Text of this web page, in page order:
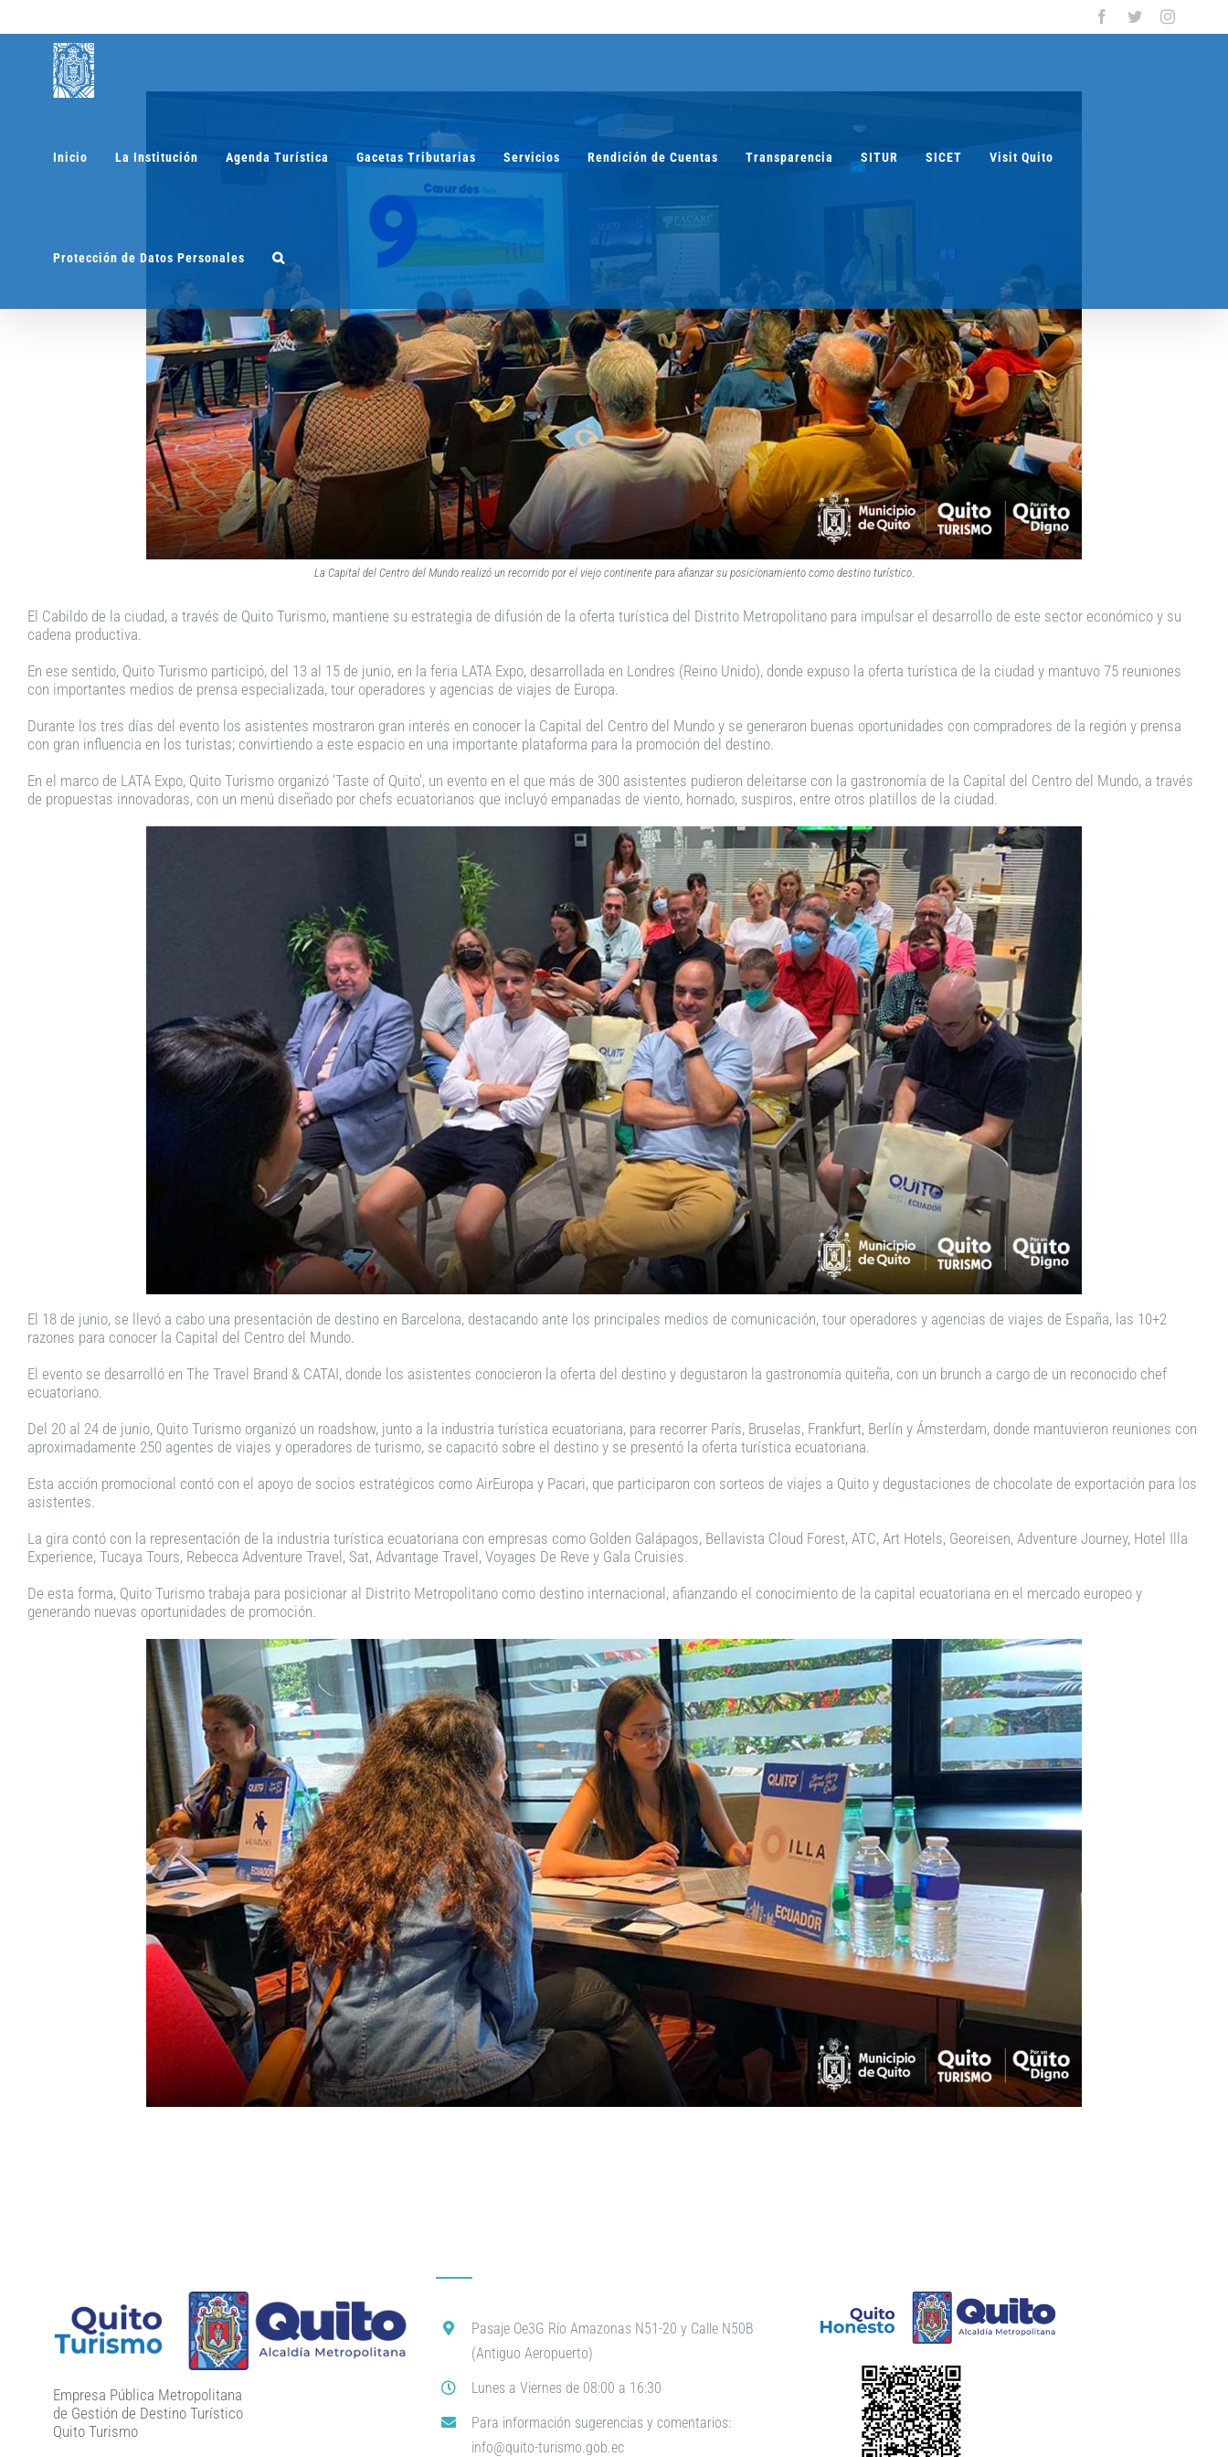
contenido
Facebook
Twitter
Inicio La Institución Agenda Turística Gacetas Tributarias Servicios Rendición de Cuentas Transparencia SITUR SICET Visit Quito
Protección de Datos Personales
La Capital del Centro del Mundo realizó un recorrido por el viejo continente para afianzar su posicionamiento como destino turístico.
El Cabildo de la ciudad, a través de Quito Turismo, mantiene su estrategia de difusión de la oferta turística del Distrito Metropolitano para impulsar el desarrollo de este sector económico y su
cadena productiva.
En ese sentido, Quito Turismo participó, del 13 al 15 de junio, en la feria LATA Expo, desarrollada en Londres (Reino Unido), donde expuso la oferta turística de la ciudad y mantuvo 75 reuniones
con importantes medios de prensa especializada, tour operadores y agencias de viajes de Europa.
Durante los tres días del evento los asistentes mostraron gran interés en conocer la Capital del Centro del Mundo y se generaron buenas oportunidades con compradores de la región y prensa
con gran influencia en los turistas; convirtiendo a este espacio en una importante plataforma para la promoción del destino.
En el marco de LATA Expo, Quito Turismo organizó ‘Taste of Quito’, un evento en el que más de 300 asistentes pudieron deleitarse con la gastronomía de la Capital del Centro del Mundo, a través
de propuestas innovadoras, con un menú diseñado por chefs ecuatorianos que incluyó empanadas de viento, hornado, suspiros, entre otros platillos de la ciudad.
El 18 de junio, se llevó a cabo una presentación de destino en Barcelona, destacando ante los principales medios de comunicación, tour operadores y agencias de viajes de España, las 10+2
razones para conocer la Capital del Centro del Mundo.
El evento se desarrolló en The Travel Brand & CATAI, donde los asistentes conocieron la oferta del destino y degustaron la gastronomía quiteña, con un brunch a cargo de un reconocido chef
ecuatoriano.
Del 20 al 24 de junio, Quito Turismo organizó un roadshow, junto a la industria turística ecuatoriana, para recorrer París, Bruselas, Frankfurt, Berlín y Ámsterdam, donde mantuvieron reuniones con
aproximadamente 250 agentes de viajes y operadores de turismo, se capacitó sobre el destino y se presentó la oferta turística ecuatoriana.
Esta acción promocional contó con el apoyo de socios estratégicos como AirEuropa y Pacari, que participaron con sorteos de viajes a Quito y degustaciones de chocolate de exportación para los
asistentes.
La gira contó con la representación de la industria turística ecuatoriana con empresas como Golden Galápagos, Bellavista Cloud Forest, ATC, Art Hotels, Georeisen, Adventure Journey, Hotel Illa
Experience, Tucaya Tours, Rebecca Adventure Travel, Sat, Advantage Travel, Voyages De Reve y Gala Cruisies.
De esta forma, Quito Turismo trabaja para posicionar al Distrito Metropolitano como destino internacional, afianzando el conocimiento de la capital ecuatoriana en el mercado europeo y
generando nuevas oportunidades de promoción.
Empresa Pública Metropolitana
de Gestión de Destino Turístico
Quito Turismo
Pasaje Oe3G Río Amazonas N51-20 y Calle N50B
(Antiguo Aeropuerto)
Lunes a Viernes de 08:00 a 16:30
Para información sugerencias y comentarios:
info@quito-turismo.gob.ec